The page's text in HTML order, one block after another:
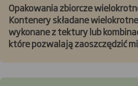
Opakowania zbiorcze
Kontenery składane
wykonane z tektury lub
które pozwalają zaoszczędzić
oferują długoterminową
doskonałe rozwiązanie dla